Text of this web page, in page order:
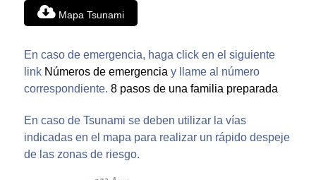
Mapa Tsunami
En caso de emergencia, haga click en el siguiente
link Números de emergencia y llame al número
correspondiente. 8 pasos de una familia preparada
En caso de Tsunami se deben utilizar la vías
indicadas en el mapa para realizar un rápido despeje
de las zonas de riesgo.